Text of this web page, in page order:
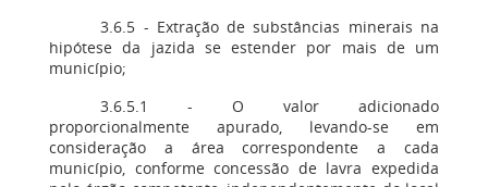
3.6.5 - Extração de substâncias minerais na
hipótese da jazida se estender por mais de um
município;
3.6.5.1 - O valor adicionado
proporcionalmente apurado, levando-se em
consideração a área correspondente a cada
município, conforme concessão de lavra expedida